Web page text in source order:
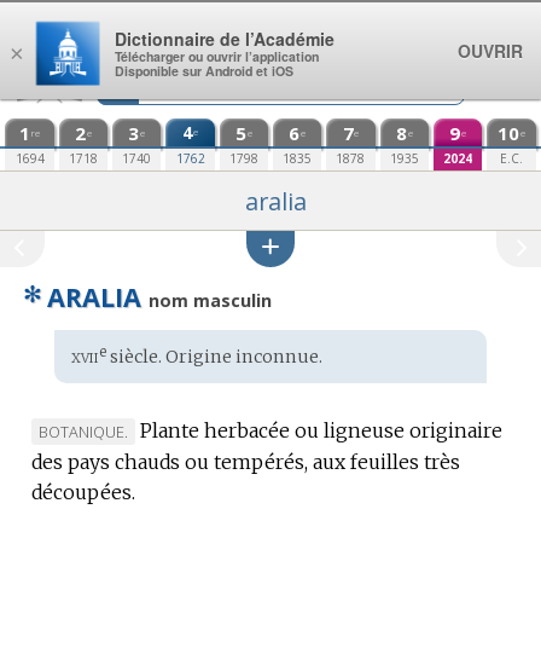
Aller au contenu
1 re
1694
2e
1718
3e
1740
4e
1762
5e
1798
6e
1835
7e
1878
8e
1935
9e
2024
10e
E.C.
aralia
✻ ARALIA nom masculin
Étymologie
:
xviiesiècle. Origine inconnue.
MARQUE
DE
DOMAINE
BOTANIQUE.
Plante herbacée ou ligneuse originaire
des pays chauds ou tempérés, aux feuilles très
découpées.
×
Dictionnaire de l’Académie
Télécharger ou ouvrir l’application
Disponible sur Android et iOS
OUVRIR